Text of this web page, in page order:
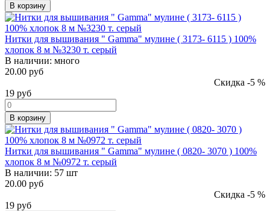
В корзину
Нитки для вышивания " Gamma" мулине ( 3173- 6115 ) 100%
хлопок 8 м №3230 т. серый
В наличии: много
20.00 руб
Скидка -5 %
19 руб
В корзину
Нитки для вышивания " Gamma" мулине ( 0820- 3070 ) 100%
хлопок 8 м №0972 т. серый
В наличии: 57 шт
20.00 руб
Скидка -5 %
19 руб